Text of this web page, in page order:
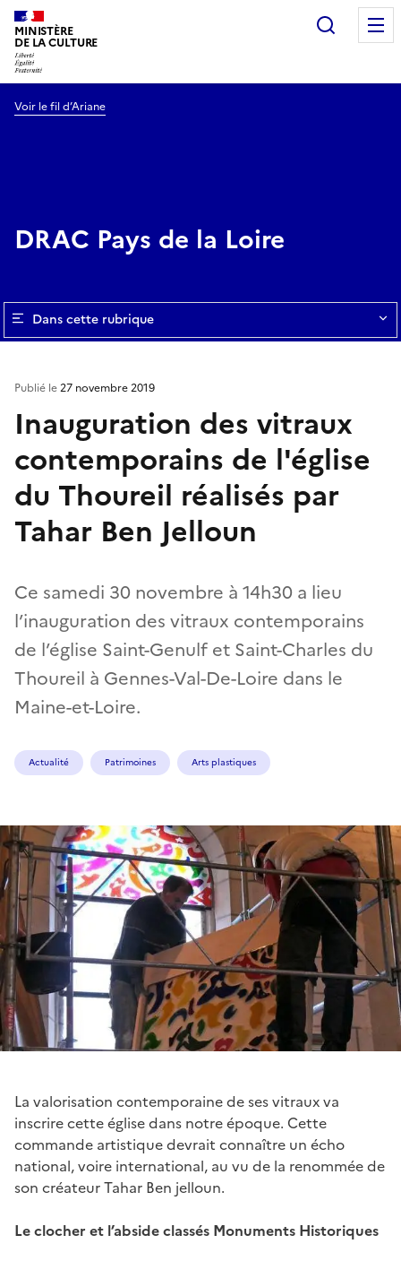
MINISTÈRE
DE LA CULTURE
Voir le fil d’Ariane
DRAC Pays de la Loire
Dans cette rubrique
Inauguration des vitraux
contemporains de l'église
du Thoureil réalisés par
Tahar Ben Jelloun
Ce samedi 30 novembre à 14h30 a lieu
l’inauguration des vitraux contemporains
de l’église Saint-Genulf et Saint-Charles du
Thoureil à Gennes-Val-De-Loire dans le
Maine-et-Loire.
Publié le27 novembre 2019
Actualité Patrimoines Arts plastiques
La valorisation contemporaine de ses vitraux va
inscrire cette église dans notre époque. Cette
commande artistique devrait connaître un écho
national, voire international, au vu de la renommée de
son créateur Tahar Ben jelloun.
Le clocher et l’abside classés Monuments Historiques